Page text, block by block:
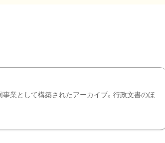
業として構築されたアーカイブ。行政文書のほ